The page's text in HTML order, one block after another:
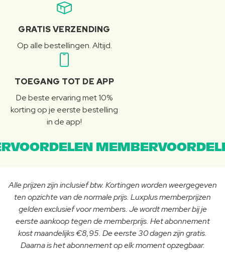
GRATIS VERZENDING
Op alle bestellingen. Altijd.
TOEGANG TOT DE APP
De beste ervaring met 10%
korting op je eerste bestelling
in de app!
Alle prijzen zijn inclusief btw. Kortingen worden weergegeven
ten opzichte van de normale prijs. Luxplus memberprijzen
gelden exclusief voor members. Je wordt member bij je
eerste aankoop tegen de memberprijs. Het abonnement
kost maandelijks €8,95. De eerste 30 dagen zijn gratis.
Daarna is het abonnement op elk moment opzegbaar.